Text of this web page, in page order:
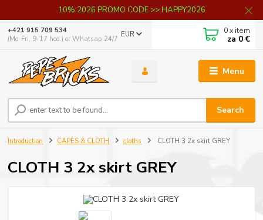
10% 2026 PROMO CODE >> HAPPY2026
Menu
EUR
Search
+421 915 709 534
(Mo-Fri, 9-17 hod.) or Whatsap 24/7
0x item
za 0 €
Introduction CAPES & CLOTH cloths CLOTH 3 2x skirt GREY
CLOTH 3 2x skirt GREY